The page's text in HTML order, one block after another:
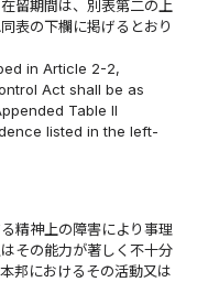
留期間は、別表第二の上
表の下欄に掲げるとおり
in Article 2-2,
Act shall be as
Table II
listed in the left-
精神上の障害により事理
その能力が著しく不十分
邦におけるその活動又は